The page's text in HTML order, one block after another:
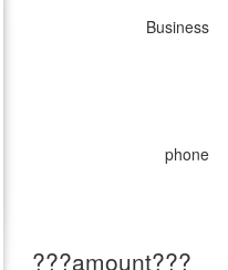
Business
phone
???amount???